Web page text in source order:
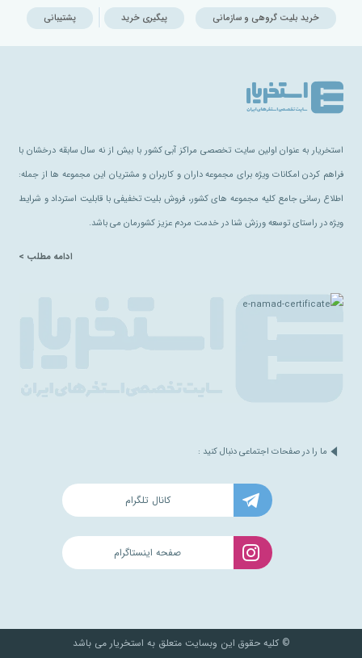
خرید بلیت گروهی و سازمانی پیگیری خرید پشتیبانی
استخریار به عنوان اولین سایت تخصصی مراکز آبی کشور با بیش از نه سال سابقه درخشان با
فراهم کردن امکانات ویژه برای مجموعه داران و کاربران و مشتریان این مجموعه ها از جمله:
اطلاع رسانی جامع کلیه مجموعه های کشور، فروش بلیت تخفیفی با قابلیت استرداد و شرایط
ویژه در راستای توسعه ورزش شنا در خدمت مردم عزیز کشورمان می باشد.
ادامه مطلب >
ما را در صفحات اجتماعی دنبال کنید :
کانال تلگرام
صفحه اینستاگرام
© کلیه حقوق این وبسایت متعلق به استخریار می باشد